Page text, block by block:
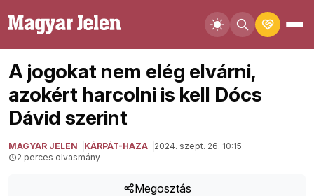
A jogokat nem elég elvárni,
azokért harcolni is kell Dócs
Dávid szerint
MAGYAR JELEN KÁRPÁT-HAZA
2024. szept. 26. 10:15
2 perces olvasmány
Megosztás